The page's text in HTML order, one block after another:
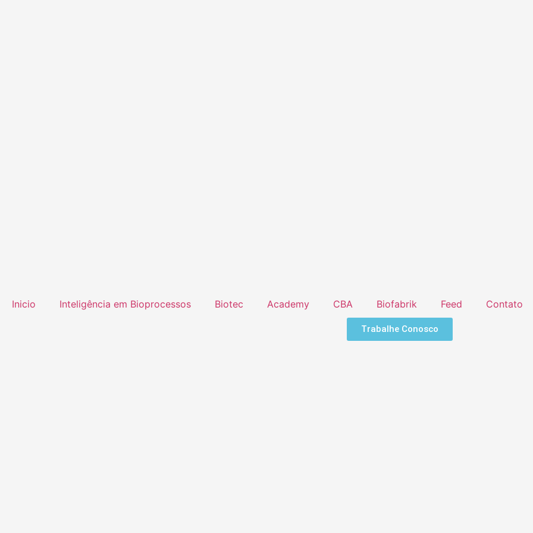
Inicio Inteligência em Bioprocessos Biotec Academy CBA Biofabrik Feed Contato
Trabalhe Conosco